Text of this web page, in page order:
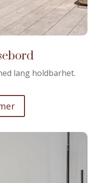
lang holdbarhet.